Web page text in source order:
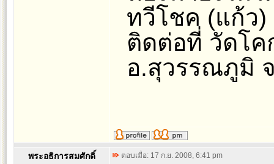
ทวีโชค (แก้ว)
ติดต่อที่ วัดโ
อ.สุวรรณภูมิ
พระอธิการสมศักดิ์ ตอบเมื่อ: 17 ก.ย. 2008, 6:41 pm